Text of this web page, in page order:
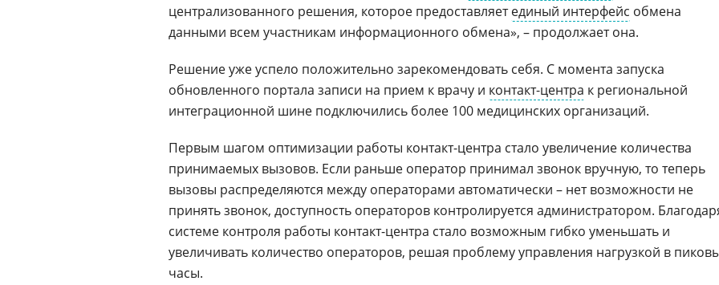
централизованного решения, которое предоставляетединый интерфейс обмена
данными всем участникам информационного обмена», – продолжает она.
Решение уже успело положительно зарекомендовать себя. С момента запуска
обновленного портала записи на прием к врачу и контакт-центра к региональной
интеграционной шине подключились более 100 медицинских организаций.
Первым шагом оптимизации работы контакт-центра стало увеличение количества
принимаемых вызовов. Если раньше оператор принимал звонок вручную, то теперь
вызовы распределяются между операторами автоматически – нет возможности не
принять звонок, доступность операторов контролируется администратором.
системе контроля работы контакт-центра стало возможным гибко уменьшать и
увеличивать количество операторов, решая проблему управления нагрузкой в
часы.